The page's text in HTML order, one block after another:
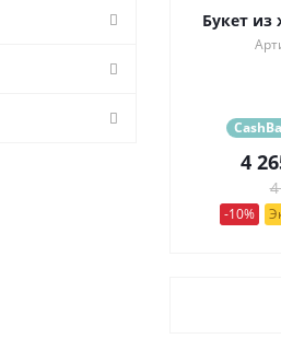
Букет из
4
-10%